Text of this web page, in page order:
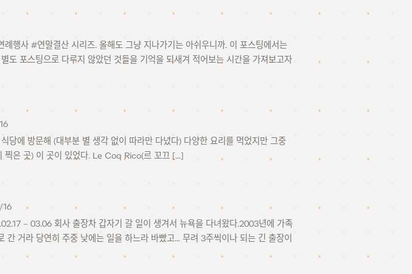
행사 #연말결산 시리즈. 올해도 그냥 지나가기는 아쉬우니까. 이 포스팅에서는
도 포스팅으로 다루지 않았던 것들을 기억을 되새겨 적어보는 시간을 가져보고자
당에 방문해 (대부분 별 생각 없이 따라만 다녔다) 다양한 요리를 먹었지만 그중
찍은 곳) 이 곳이 있었다. Le Coq Rico(르 꼬끄 […]
16
– 03.06 회사 출장차 갑자기 갈 일이 생겨서 뉴욕을 다녀왔다.2003년에 가족
거라 당연히 주중 낮에는 일을 하느라 바빴고… 무려 3주씩이나 되는 긴 출장이